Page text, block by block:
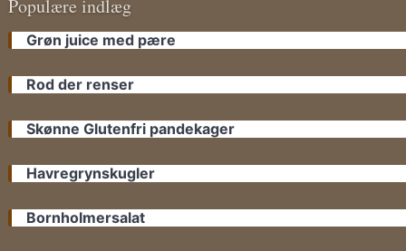
Populære indlæg
Grøn juice med pære
Rod der renser
Skønne Glutenfri pandekager
Havregrynskugler
Bornholmersalat